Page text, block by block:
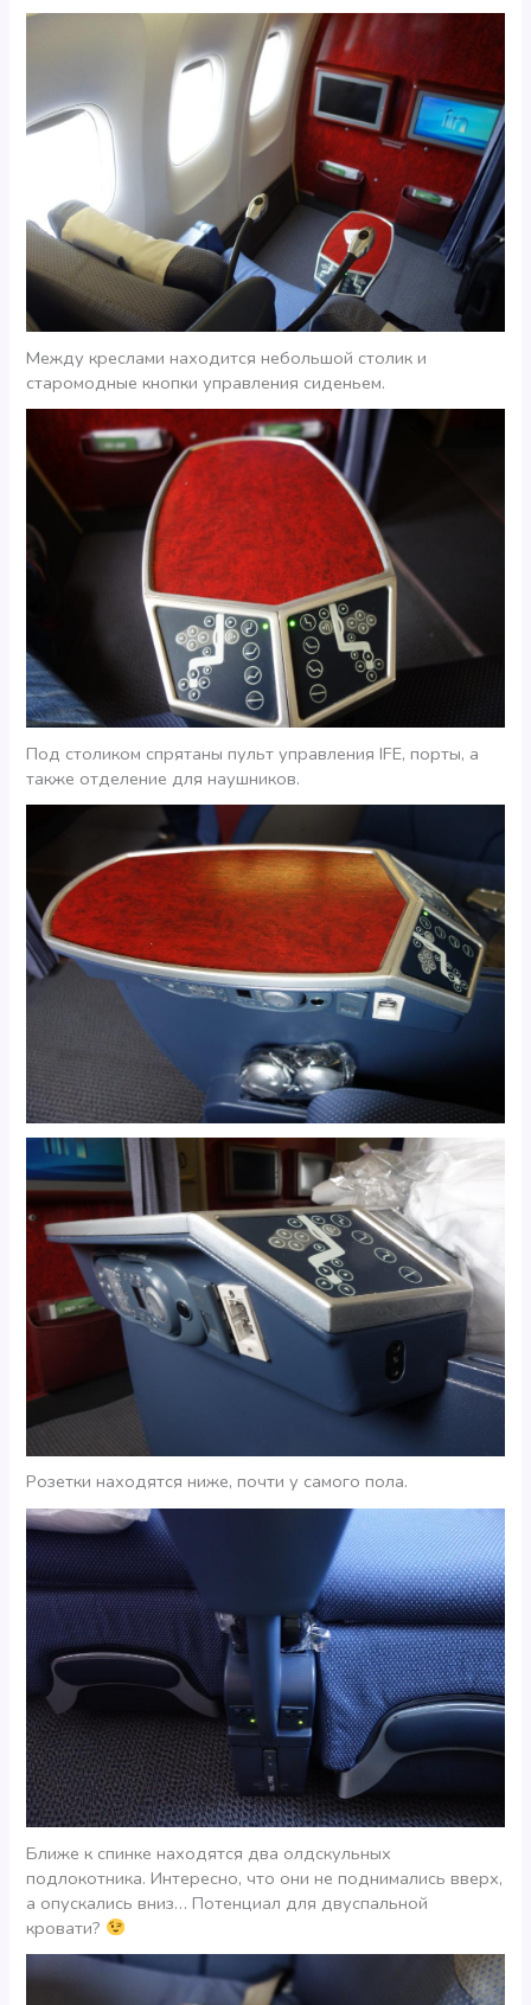
Между креслами находится небольшой столик и
старомодные кнопки управления сиденьем.
Под столиком спрятаны пульт управления IFE, порты, а
также отделение для наушников.
Розетки находятся ниже, почти у самого пола.
Ближе к спинке находятся два олдскульных
подлокотника. Интересно, что они не поднимались вверх,
а опускались вниз… Потенциал для двуспальной
кровати?